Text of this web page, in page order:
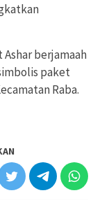
berjamaah
paket
Raba.